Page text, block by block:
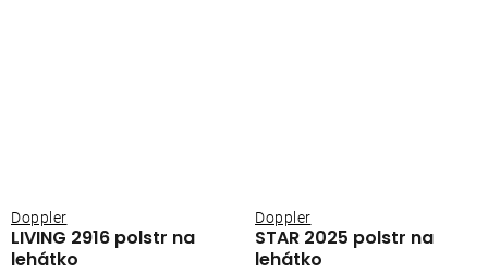
LIVING 2916 polstr na
lehátko
Doppler
STAR 2025 polstr na
lehátko
Doppler